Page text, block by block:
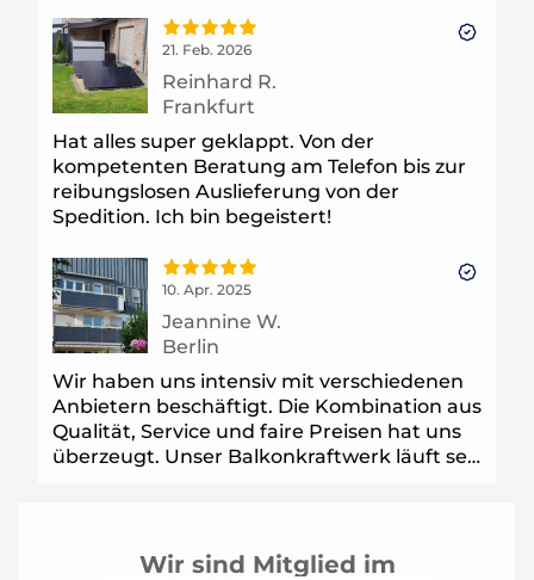
21. Feb. 2026
Reinhard R.
Frankfurt
Hat alles super geklappt. Von der
kompetenten Beratung am Telefon bis zur
reibungslosen Auslieferung von der
Spedition. Ich bin begeistert!
10. Apr. 2025
Jeannine W.
Berlin
Wir haben uns intensiv mit verschiedenen
Anbietern beschäftigt. Die Kombination aus
Qualität, Service und faire Preisen hat uns
überzeugt. Unser Balkonkraftwerk läuft seit
Wir sind Mitglied im